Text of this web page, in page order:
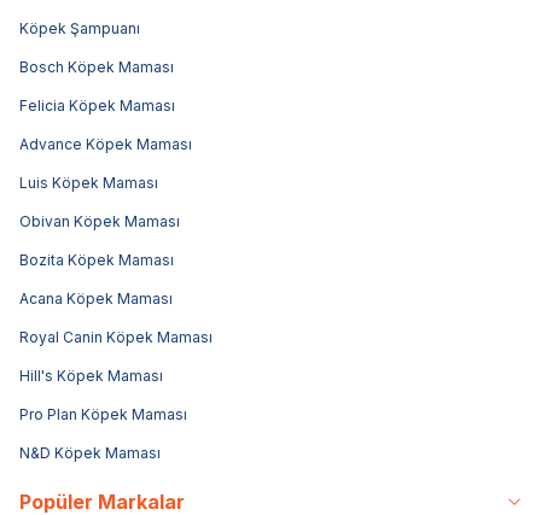
Köpek Şampuanı
Bosch Köpek Maması
Felicia Köpek Maması
Advance Köpek Maması
Luis Köpek Maması
Obivan Köpek Maması
Bozita Köpek Maması
Acana Köpek Maması
Royal Canin Köpek Maması
Hill's Köpek Maması
Pro Plan Köpek Maması
N&D Köpek Maması
Popüler Markalar